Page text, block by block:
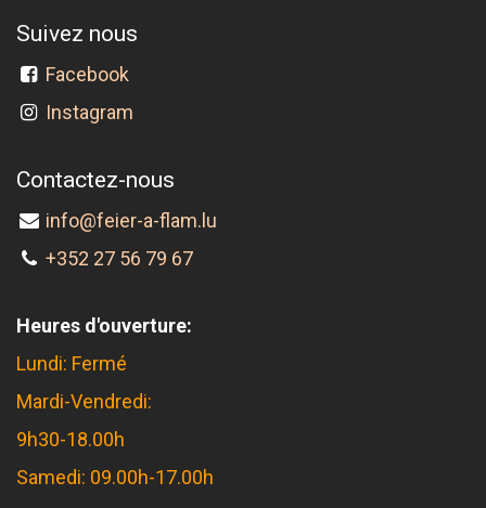
Suivez nous
Facebook
Instagram
Contactez-nous
info@feier-a-flam.lu
+352 27 56 79 67
Heures d'ouverture:
Lundi: Fermé
Mardi-Vendredi:
9h30-18.00h
Samedi: 09.00h-17.00h